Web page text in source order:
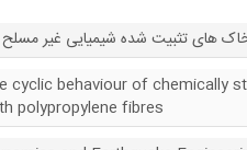
های تثبیت شده شیمیایی غیر
behaviour of chemically
polypropylene fibres